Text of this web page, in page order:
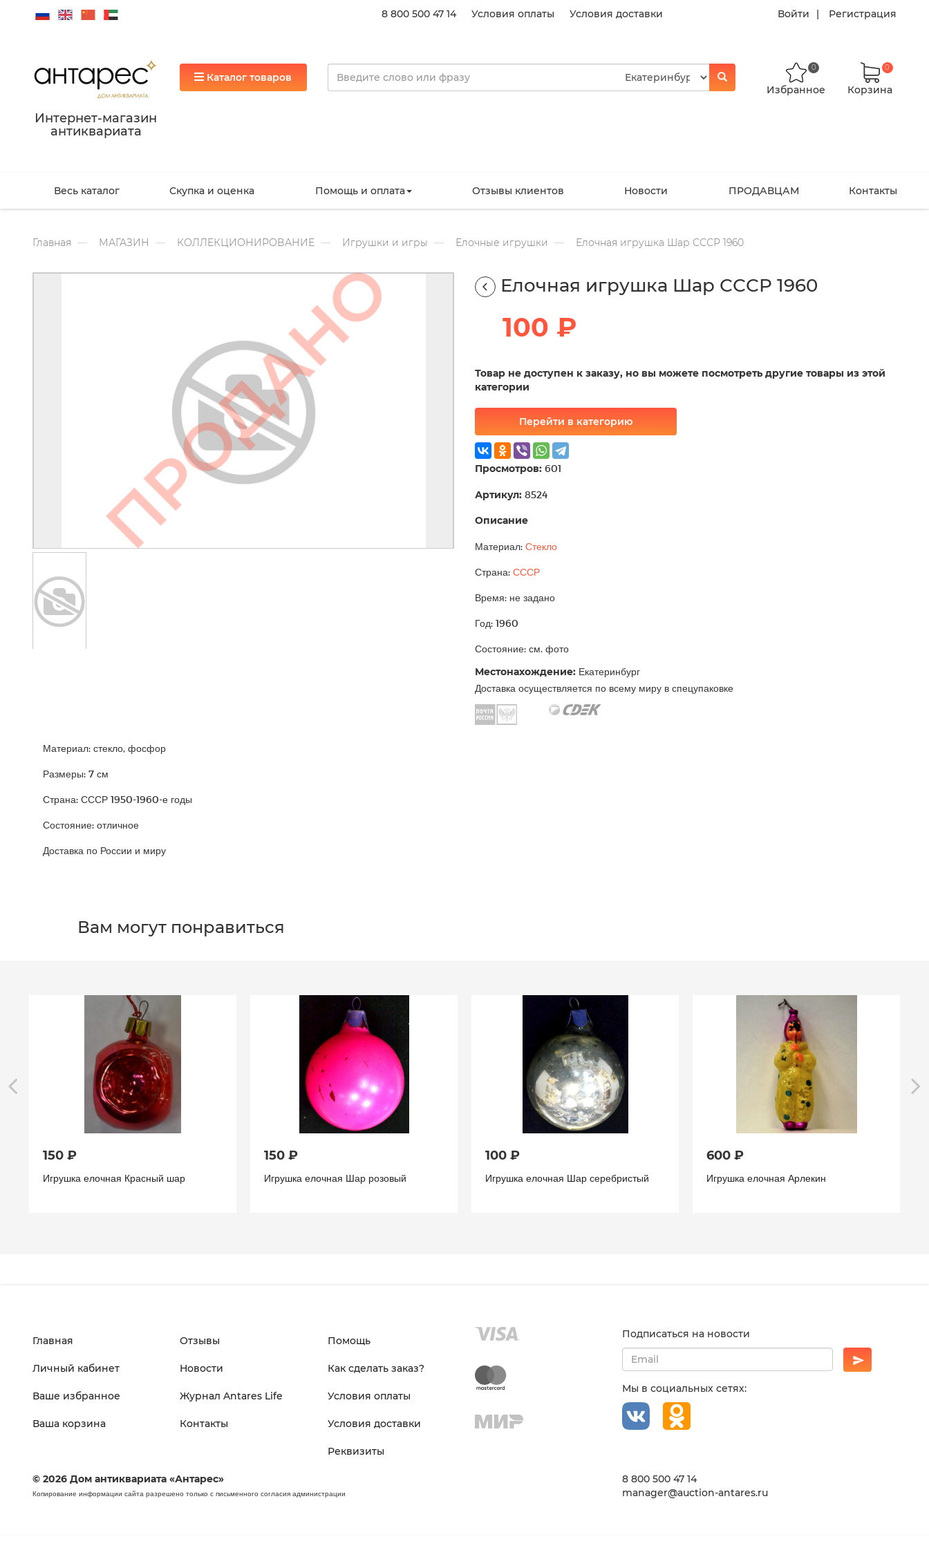
8 800 500 47 14 Условия оплаты Условия доставки Войти Регистрация
Интернет-магазин
антиквариата
Каталог товаров
Избранное
0
Корзина
0
Весь каталог Скупка и оценка Помощь и оплата Отзывы клиентов Новости ПРОДАВЦАМ Контакты
Главная МАГАЗИН КОЛЛЕКЦИОНИРОВАНИЕ Игрушки и игры Елочные игрушки Елочная игрушка Шар СССР 1960
Елочная игрушка Шар СССР 1960
100 ₽
Товар не доступен к заказу, но вы можете посмотреть другие товары из этой
категории
Перейти в категорию
Просмотров: 601
Артикул: 8524
Описание
Материал: Стекло
Страна: СССР
Время: не задано
Год: 1960
Состояние: см. фото
Местонахождение: Екатеринбург
Доставка осуществляется по всему миру в спецупаковке
Материал: стекло, фосфор
Размеры: 7 см
Страна: СССР 1950-1960-е годы
Состояние: отличное
Доставка по России и миру
Вам могут понравиться
150 ₽
Игрушка елочная Красный шар
150 ₽
Игрушка елочная Шар розовый
100 ₽
Игрушка елочная Шар серебристый
600 ₽
Игрушка елочная Арлекин
Главная
Личный кабинет
Ваше избранное
Ваша корзина
Отзывы
Новости
Журнал Antares Life
Контакты
Помощь
Как сделать заказ?
Условия оплаты
Условия доставки
Реквизиты
Подписаться на новости
Мы в социальных сетях:
© 2026 Дом антиквариата «Антарес»
Копирование информации сайта разрешено только с письменного согласия администрации
8 800 500 47 14
manager@auction-antares.ru